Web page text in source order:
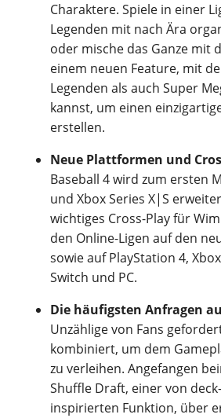
Charaktere. Spiele in einer
Legenden mit nach Ära
oder mische das Ganze mit
einem neuen Feature, mit
Legenden als auch Super
kannst, um einen
erstellen.
Neue Plattformen und
Baseball 4 wird zum ersten
und Xbox Series X|S
wichtiges Cross-Play für
den Online-Ligen auf den
sowie auf PlayStation 4,
Switch und PC.
Die häufigsten Anfragen
Unzählige von Fans
kombiniert, um dem
zu verleihen. Angefangen
Shuffle Draft, einer von
inspirierten Funktion, über